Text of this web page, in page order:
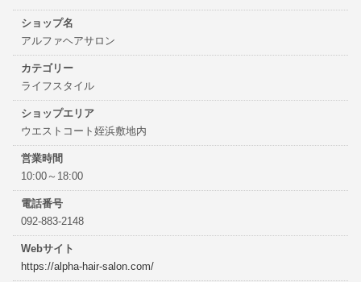
ショップ名
アルファヘアサロン
カテゴリー
ライフスタイル
ショップエリア
ウエストコート姪浜敷地内
営業時間
10:00～18:00
電話番号
092-883-2148
Webサイト
https://alpha-hair-salon.com/